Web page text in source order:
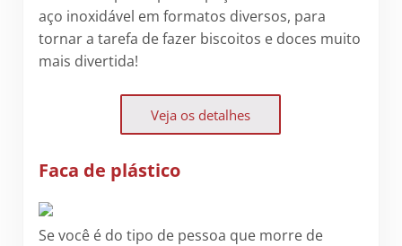
aço inoxidável em formatos diversos, para
tornar a tarefa de fazer biscoitos e doces muito
mais divertida!
Veja os detalhes
Faca de plástico
Se você é do tipo de pessoa que morre de